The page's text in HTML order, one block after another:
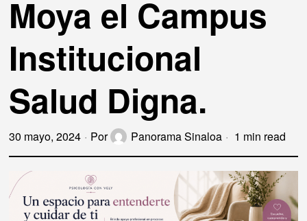
Moya el Campus
Institucional
Salud Digna.
30 mayo, 2024 Por Panorama Sinaloa 1 min read